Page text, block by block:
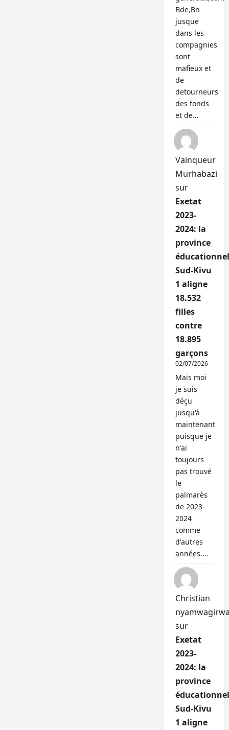
Bde,Bn
jusque
dans les
compagnies
sont
mafieux et
de
detourneurs
des fonds
et de…
Vainqueur
Murhabazi
sur
Exetat
2023-
2024: la
province
Sud-Kivu
1 aligne
18.532
filles
contre
18.895
garçons
02/07/2026
Mais moi
je suis
déçu
jusqu'à
maintenant
puisque je
n'ai
toujours
pas trouvé
le
palmarès
de 2023-
2024
comme
d'autres
années.…
Christian
sur
Exetat
2023-
2024: la
province
Sud-Kivu
1 aligne